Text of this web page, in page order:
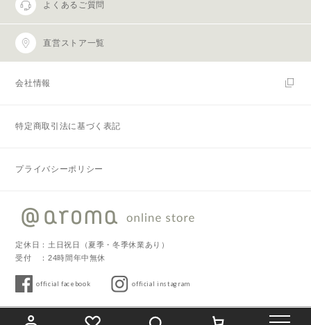
よくあるご質問
直営ストア一覧
会社情報
特定商取引法に基づく表記
プライバシーポリシー
定休日：土日祝日（夏季・冬季休業あり）
受付 ：24時間年中無休
official facebook official instagram